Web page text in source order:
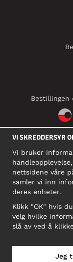
Bestillingen
NB! Ikke bruk
VI SKREDDERSYR
Vi bruker
nettsidene våre
samler vi inn
deres enheter.
Klikk "OK" hvis
velg hvilke
slå av ved å
Jeg